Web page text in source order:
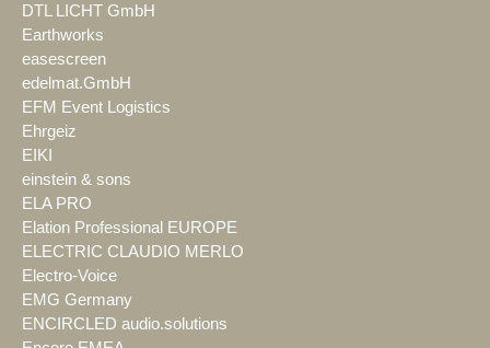
DTL LICHT GmbH
Earthworks
easescreen
edelmat.GmbH
EFM Event Logistics
Ehrgeiz
EIKI
einstein & sons
ELA PRO
Elation Professional EUROPE
ELECTRIC CLAUDIO MERLO
Electro-Voice
EMG Germany
ENCIRCLED audio.solutions